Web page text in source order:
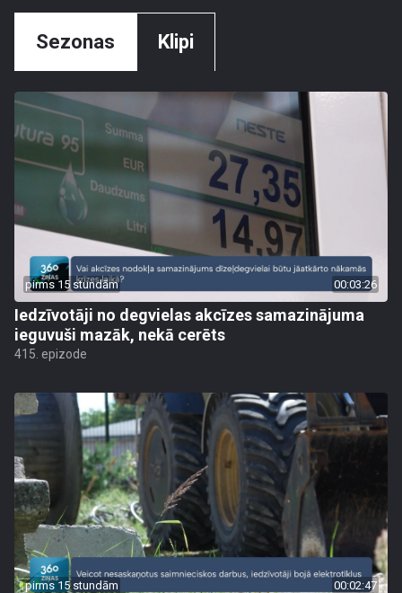
Sezonas Klipi
pirms 15 stundām 00:03:26
Iedzīvotāji no degvielas akcīzes samazinājuma
ieguvuši mazāk, nekā cerēts
415. epizode
pirms 15 stundām 00:02:47